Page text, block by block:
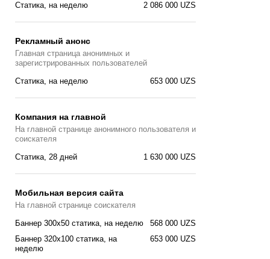
2 086 000 UZS
Статика, на неделю
Рекламный анонс
Главная страница анонимных и
зарегистрированных пользователей
653 000 UZS
Статика, на неделю
Компания на главной
На главной странице анонимного пользователя и
соискателя
1 630 000 UZS
Статика, 28 дней
Мобильная версия сайта
На главной странице соискателя
568 000 UZS
Баннер 300x50 статика, на неделю
653 000 UZS
Баннер 320x100 cтатика, на
неделю